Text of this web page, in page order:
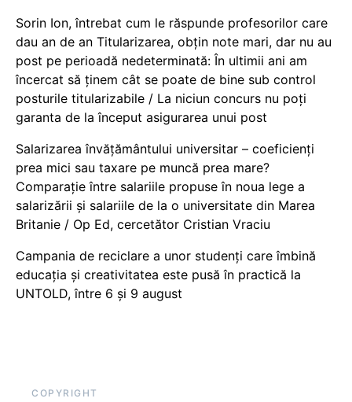
Sorin Ion, întrebat cum le răspunde profesorilor care
dau an de an Titularizarea, obțin note mari, dar nu au
post pe perioadă nedeterminată: În ultimii ani am
încercat să ținem cât se poate de bine sub control
posturile titularizabile / La niciun concurs nu poți
garanta de la început asigurarea unui post
Salarizarea învățământului universitar – coeficienți
prea mici sau taxare pe muncă prea mare?
Comparație între salariile propuse în noua lege a
salarizării și salariile de la o universitate din Marea
Britanie / Op Ed, cercetător Cristian Vraciu
Campania de reciclare a unor studenți care îmbină
educația și creativitatea este pusă în practică la
UNTOLD, între 6 și 9 august
COPYRIGHT